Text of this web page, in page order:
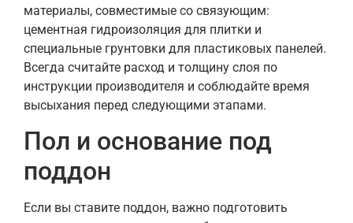
материалы, совместимые со связующим:
цементная гидроизоляция для плитки и
специальные грунтовки для пластиковых панелей.
Всегда считайте расход и толщину слоя по
инструкции производителя и соблюдайте время
высыхания перед следующими этапами.
Пол и основание под
поддон
Если вы ставите поддон, важно подготовить